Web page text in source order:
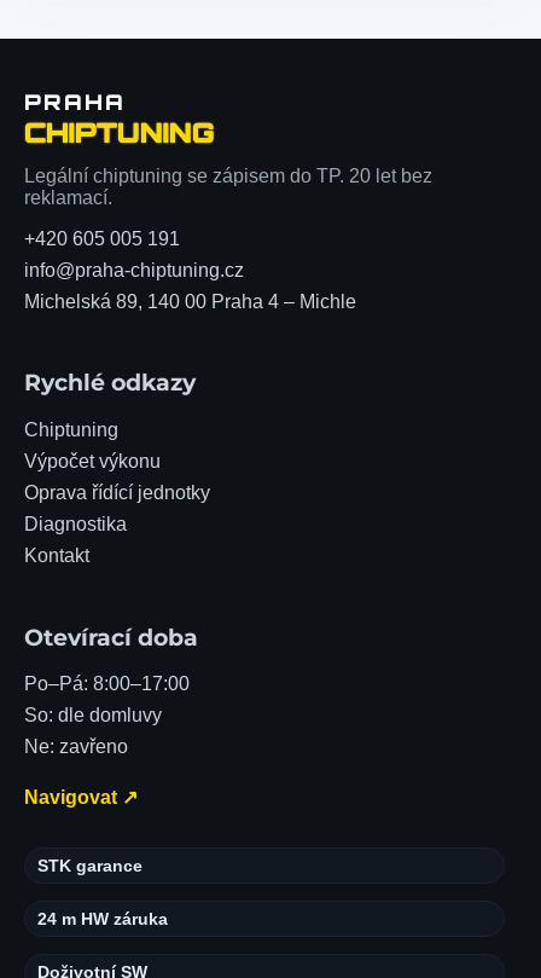
PRAHA
CHIPTUNING
Legální chiptuning se zápisem do TP. 20 let bez
reklamací.
+420 605 005 191
info@praha-chiptuning.cz
Michelská 89, 140 00 Praha 4 – Michle
Rychlé odkazy
Chiptuning
Výpočet výkonu
Oprava řídící jednotky
Diagnostika
Kontakt
Otevírací doba
Po–Pá: 8:00–17:00
So: dle domluvy
Ne: zavřeno
Navigovat ↗
STK garance
24 m HW záruka
Doživotní SW